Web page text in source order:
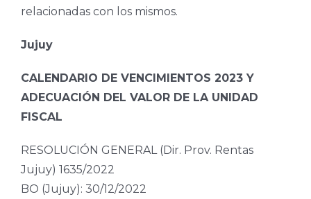
relacionadas con los mismos.
Jujuy
CALENDARIO DE VENCIMIENTOS 2023 Y
ADECUACIÓN DEL VALOR DE LA UNIDAD
FISCAL
RESOLUCIÓN GENERAL (Dir. Prov. Rentas
Jujuy) 1635/2022
BO (Jujuy): 30/12/2022